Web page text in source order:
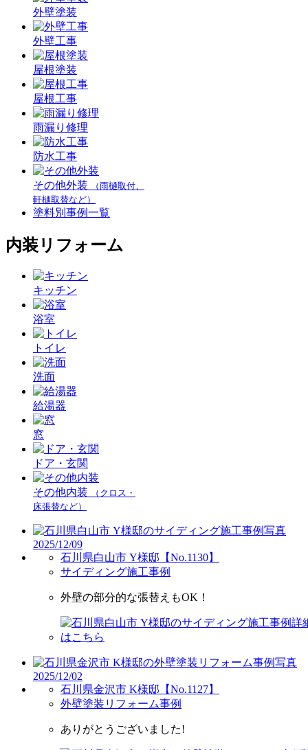
外壁塗装
外壁工事
屋根塗装
屋根工事
雨漏り修理
防水工事
その他外装
（雨樋取付、
軒樋取替など）
塗料別事例一覧
内装リフォーム
キッチン
浴室
トイレ
洗面
給湯器
窓
ドア・玄関
その他内装
（クロス・
床張替など）
2025/12/09
石川県白山市 Y様邸【No.1130】
サイディング施工事例
外壁の部分的な張替えもOK！
2025/12/02
石川県金沢市 K様邸【No.1127】
外壁塗装リフォーム事例
ありがとうございました!